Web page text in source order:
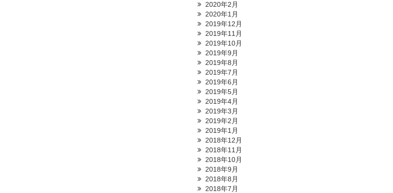
2020年2月
2020年1月
2019年12月
2019年11月
2019年10月
2019年9月
2019年8月
2019年7月
2019年6月
2019年5月
2019年4月
2019年3月
2019年2月
2019年1月
2018年12月
2018年11月
2018年10月
2018年9月
2018年8月
2018年7月